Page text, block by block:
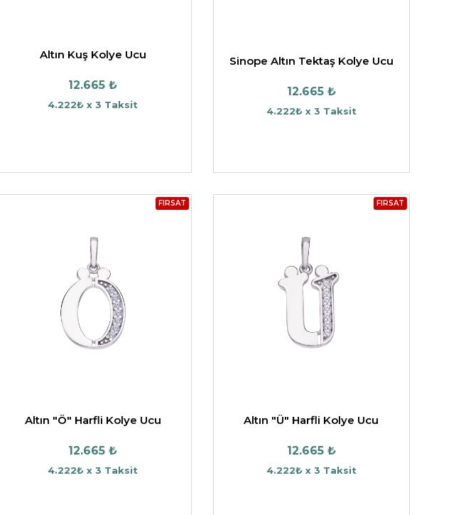
Altın Kuş Kolye Ucu
12.665 ₺
4.222₺ x 3 Taksit
Sinope Altın Tektaş Kolye Ucu
12.665 ₺
4.222₺ x 3 Taksit
FIRSAT
Altın "Ö" Harfli Kolye Ucu
12.665 ₺
4.222₺ x 3 Taksit
FIRSAT
Altın "Ü" Harfli Kolye Ucu
12.665 ₺
4.222₺ x 3 Taksit